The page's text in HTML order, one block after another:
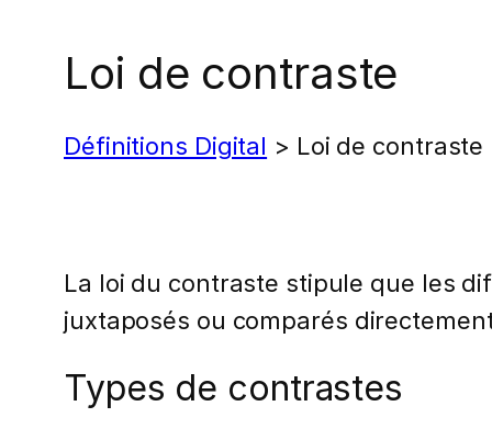
Loi de contraste
Définitions Digital > Loi de contraste
La loi du contraste stipule que les
juxtaposés ou comparés
Types de contrastes